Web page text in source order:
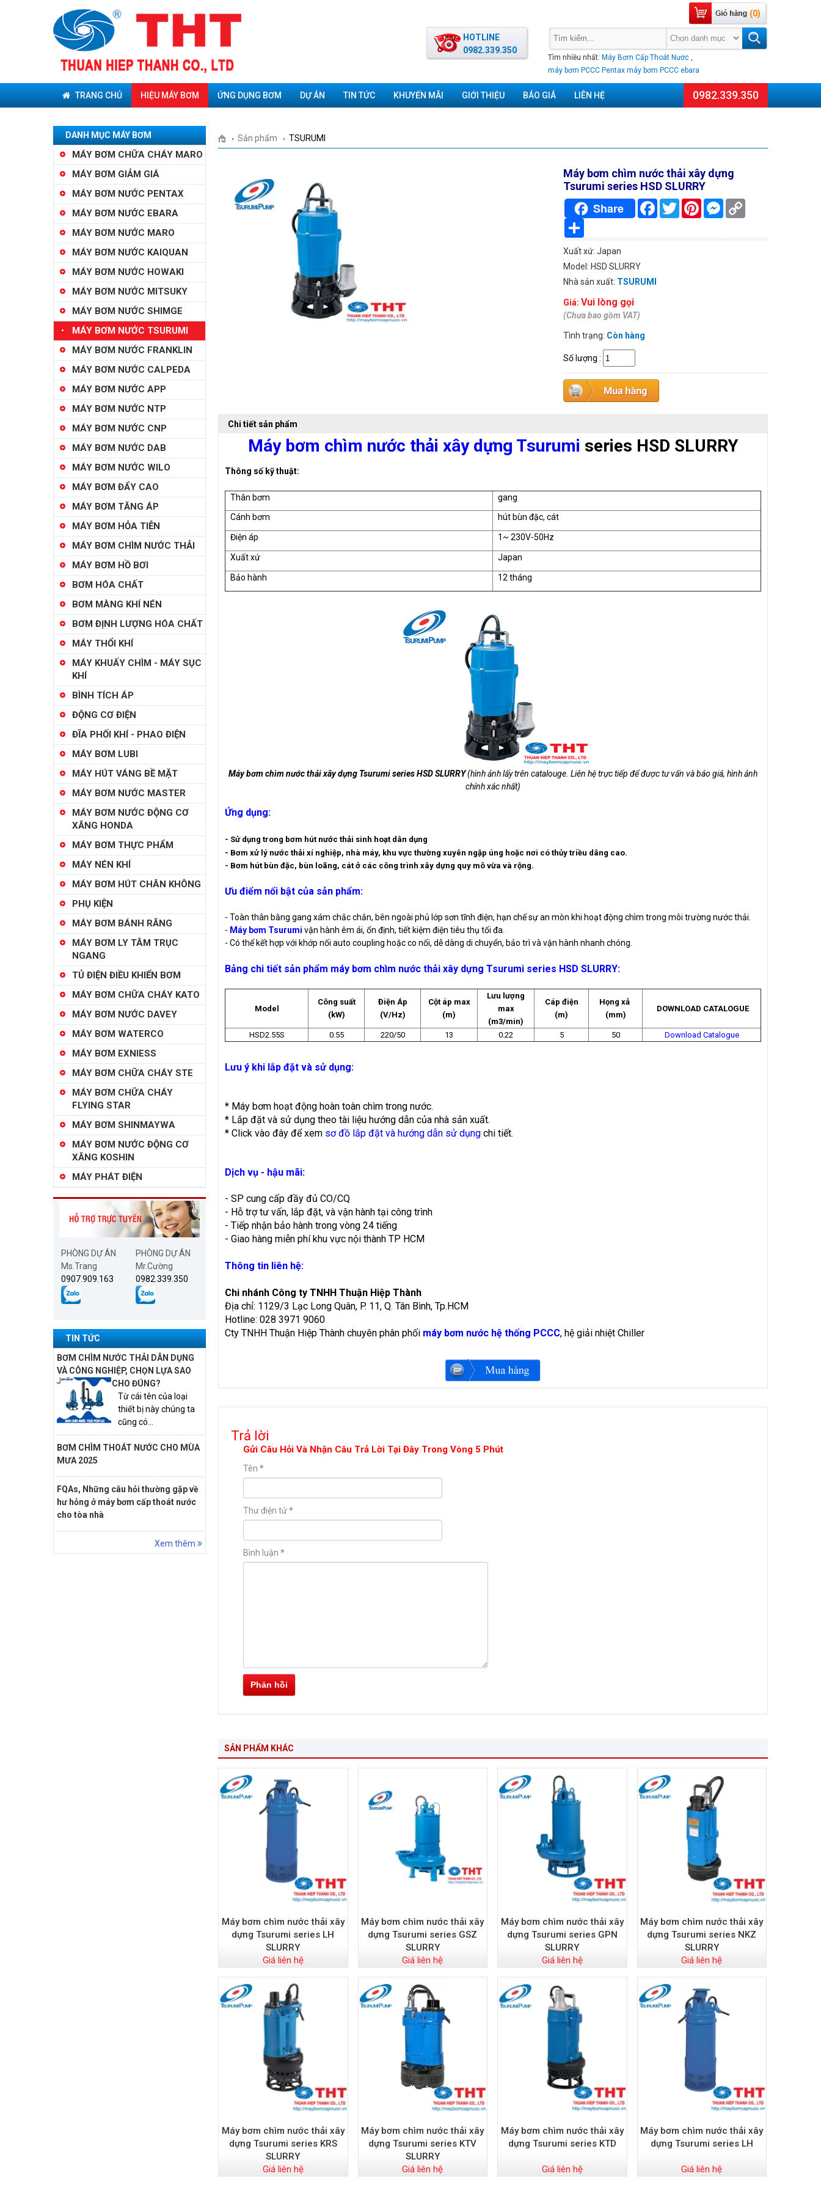
(0)
Tìm nhiều nhất: Máy Bơm Cấp Thoát Nước ,
máy bơm PCCC Pentax máy bơm PCCC ebara
HOTLINE
0982.339.350
TRANG CHỦ HIỆU MÁY BƠM ỨNG DỤNG BƠM DỰ ÁN TIN TỨC KHUYẾN MÃI GIỚI THIỆU BÁO GIÁ LIÊN HỆ 0982.339.350
DANH MỤC MÁY BƠM
MÁY BƠM CHỮA CHÁY MARO
MÁY BƠM GIẢM GIÁ
MÁY BƠM NƯỚC PENTAX
MÁY BƠM NƯỚC EBARA
MÁY BƠM NƯỚC MARO
MÁY BƠM NƯỚC KAIQUAN
MÁY BƠM NƯỚC HOWAKI
MÁY BƠM NƯỚC MITSUKY
MÁY BƠM NƯỚC SHIMGE
MÁY BƠM NƯỚC TSURUMI
MÁY BƠM NƯỚC FRANKLIN
MÁY BƠM NƯỚC CALPEDA
MÁY BƠM NƯỚC APP
MÁY BƠM NƯỚC NTP
MÁY BƠM NƯỚC CNP
MÁY BƠM NƯỚC DAB
MÁY BƠM NƯỚC WILO
MÁY BƠM ĐẨY CAO
MÁY BƠM TĂNG ÁP
MÁY BƠM HỎA TIỄN
MÁY BƠM CHÌM NƯỚC THẢI
MÁY BƠM HỒ BƠI
BƠM HÓA CHẤT
BƠM MÀNG KHÍ NÉN
BƠM ĐỊNH LƯỢNG HÓA CHẤT
MÁY THỔI KHÍ
MÁY KHUẤY CHÌM - MÁY SỤC
KHÍ
BÌNH TÍCH ÁP
ĐỘNG CƠ ĐIỆN
ĐĨA PHỐI KHÍ - PHAO ĐIỆN
MÁY BƠM LUBI
MÁY HÚT VÁNG BỀ MẶT
MÁY BƠM NƯỚC MASTER
MÁY BƠM NƯỚC ĐỘNG CƠ
XĂNG HONDA
MÁY BƠM THỰC PHẨM
MÁY NÉN KHÍ
MÁY BƠM HÚT CHÂN KHÔNG
PHỤ KIỆN
MÁY BƠM BÁNH RĂNG
MÁY BƠM LY TÂM TRỤC
NGANG
TỦ ĐIỆN ĐIỀU KHIỂN BƠM
MÁY BƠM CHỮA CHÁY KATO
MÁY BƠM NƯỚC DAVEY
MÁY BƠM WATERCO
MÁY BƠM EXNIESS
MÁY BƠM CHỮA CHÁY STE
MÁY BƠM CHỮA CHÁY
FLYING STAR
MÁY BƠM SHINMAYWA
MÁY BƠM NƯỚC ĐỘNG CƠ
XĂNG KOSHIN
MÁY PHÁT ĐIỆN
PHÒNG DỰ ÁN
Ms.Trang
0907.909.163
PHÒNG DỰ ÁN
Mr.Cường
0982.339.350
TIN TỨC
BƠM CHÌM NƯỚC THẢI DÂN DỤNG
VÀ CÔNG NGHIỆP, CHỌN LỰA SAO
CHO ĐÚNG?
Từ cái tên của loại
thiết bị này chúng ta
cũng có...
BƠM CHÌM THOÁT NƯỚC CHO MÙA
MƯA 2025
FQAs, Những câu hỏi thường gặp về
hư hỏng ở máy bơm cấp thoát nước
cho tòa nhà
Xem thêm
Sản phẩm TSURUMI
Máy bơm chìm nước thải xây dựng
Tsurumi series HSD SLURRY
Share FacebookTwitterPinterestMessenger
Xuất xứ: Japan
Model: HSD SLURRY
Nhà sản xuất: TSURUMI
Giá: Vui lòng gọi
(Chưa bao gồm VAT)
Tình trạng: Còn hàng
Số lượng :
Chi tiết sản phẩm
Máy bơm chìm nước thải xây dựng Tsurumi series HSD SLURRY
Thông số kỹ thuật:
Thân bơm
gang
Cánh bơm
hút bùn đặc, cát
Điện áp 1~ 230V-50Hz
Xuất xứ Japan
Bảo hành 12 tháng
Máy bơm chìm nước thải xây dựng Tsurumi series HSD SLURRY(hình ảnh lấy trên catalouge. Liên hệ trực tiếp để được tư vấn và báo giá, hình ảnh
chính xác nhất)
Ứng dụng:
- Sử dụng trong bơm hút nước thải sinh hoạt dân dụng
- Bơm xử lý nước thải xí nghiệp, nhà máy, khu vực thường xuyên ngập úng hoặc nơi có thủy triều dâng cao.
- Bơm hút bùn đặc, bùn loãng, cát ở các công trình xây dựng quy mô vừa và rộng.
Ưu điểm nổi bật của sản phẩm:
- Toàn thân bằng gang xám chắc chắn, bên ngoài phủ lớp sơn tĩnh điện, hạn chế sự an mòn khi hoạt động chìm trong môi trường nước thải.
- Máy bơm Tsurumi vận hành êm ái, ổn định, tiết kiệm điện tiêu thụ tối đa.
- Có thể kết hợp với khớp nối auto coupling hoặc co nối, dễ dàng di chuyển, bảo trì và vận hành nhanh chóng.
Bảng chi tiết sản phẩm máy bơm chìm nước thải xây dựng Tsurumi series HSD SLURRY:
Model
Công suất
(kW)
Điện Áp
(V/Hz)
Cột áp max
(m)
Lưu lượng
max
(m3/min)
Cáp điện
(m)
Họng xả
(mm)
DOWNLOAD CATALOGUE
HSD2.55S 0.55 220/50 13 0.22 5 50 Download Catalogue
Lưu ý khi lắp đặt và sử dụng:
* Máy bơm hoạt động hoàn toàn chìm trong nước.
* Lắp đặt và sử dụng theo tài liệu hướng dẫn của nhà sản xuất.
* Click vào đây để xem sơ đồ lắp đặt và hướng dẫn sử dụng chi tiết.
Dịch vụ - hậu mãi:
- SP cung cấp đầy đủ CO/CQ
- Hỗ trợ tư vấn, lắp đặt, và vận hành tại công trình
- Tiếp nhận bảo hành trong vòng 24 tiếng
- Giao hàng miễn phí khu vực nội thành TP HCM
Thông tin liên hệ:
Chi nhánh Công ty TNHH Thuận Hiệp Thành
Địa chỉ: 1129/3 Lạc Long Quân, P. 11, Q. Tân Bình, Tp.HCM
Hotline: 028 3971 9060
Cty TNHH Thuận Hiệp Thành chuyên phân phối máy bơm nước hệ thống PCCC, hệ giải nhiệt Chiller
Trả lời
Gửi Câu Hỏi Và Nhận Câu Trả Lời Tại Đây Trong Vòng 5 Phút
Tên *
Thư điện tử*
Bình luận *
Phản hồi
SẢN PHẨM KHÁC
Máy bơm chìm nước thải xây
dựng Tsurumi series LH
SLURRY
Giá liên hệ
Máy bơm chìm nước thải xây
dựng Tsurumi series GSZ
SLURRY
Giá liên hệ
Máy bơm chìm nước thải xây
dựng Tsurumi series GPN
SLURRY
Giá liên hệ
Máy bơm chìm nước thải xây
dựng Tsurumi series NKZ
SLURRY
Giá liên hệ
Máy bơm chìm nước thải xây
dựng Tsurumi series KRS
SLURRY
Giá liên hệ
Máy bơm chìm nước thải xây
dựng Tsurumi series KTV
SLURRY
Giá liên hệ
Máy bơm chìm nước thải xây
dựng Tsurumi series KTD
Giá liên hệ
Máy bơm chìm nước thải xây
dựng Tsurumi series LH
Giá liên hệ